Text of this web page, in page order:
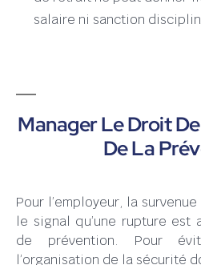
salaire ni sanction
Manager Le Droit
De La
Pour l’employeur, la
le signal qu’une rupture est
de prévention. Pour
l’organisation de la sécurité